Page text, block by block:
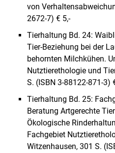
von
2672-7) € 5,-
Tierhaltung Bd. 24:
Tier-Beziehung bei der
behornten Milchkühen.
Nutztierethologie und
S. (ISBN 3-88122-871-3)
Tierhaltung Bd. 25:
Beratung Artgerechte
Ökologische
Fachgebiet
Witzenhausen, 301 S.